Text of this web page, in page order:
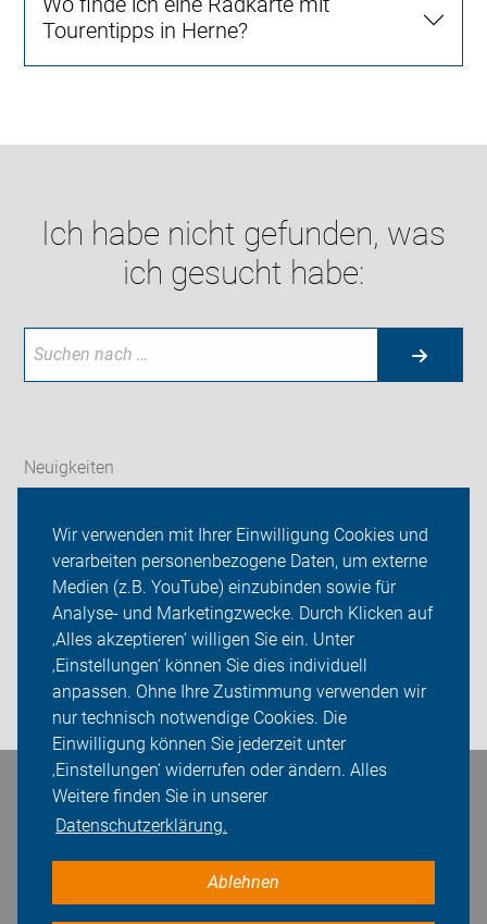
Wir verwenden mit Ihrer Einwilligung Cookies und
verarbeiten personenbezogene Daten, um externe
Medien (z.B. YouTube) einzubinden sowie für
Analyse- und Marketingzwecke. Durch Klicken auf
‚Alles akzeptieren‘ willigen Sie ein. Unter
‚Einstellungen‘ können Sie dies individuell
anpassen. Ohne Ihre Zustimmung verwenden wir
nur technisch notwendige Cookies. Die
Einwilligung können Sie jederzeit unter
‚Einstellungen‘ widerrufen oder ändern. Alles
Weitere finden Sie in unserer
Datenschutzerklärung.
Ablehnen
Tourentipps in Herne?
Ich habe nicht gefunden, was
ich gesucht habe:
Neuigkeiten
Radfahren in Herne
Sei dabei
Presse
Login
Bleiben Sie in Kontakt